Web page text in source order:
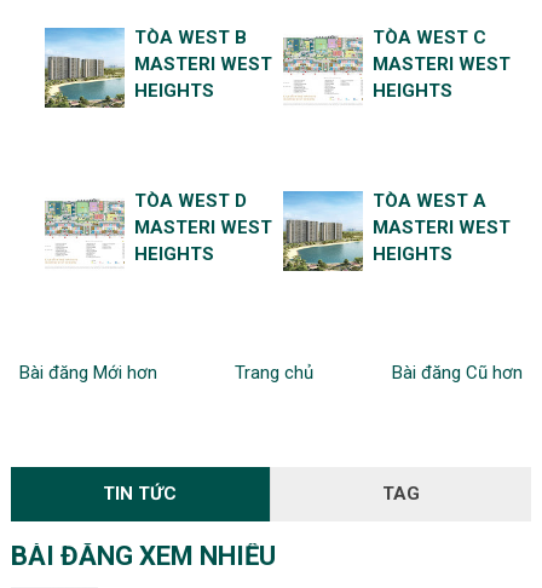
TÒA WEST B
MASTERI WEST
HEIGHTS
TÒA WEST C
MASTERI WEST
HEIGHTS
TÒA WEST D
MASTERI WEST
HEIGHTS
TÒA WEST A
MASTERI WEST
HEIGHTS
Bài đăng Mới hơn Trang chủ Bài đăng Cũ hơn
TIN TỨC TAG
BÀI ĐĂNG XEM NHIỀU